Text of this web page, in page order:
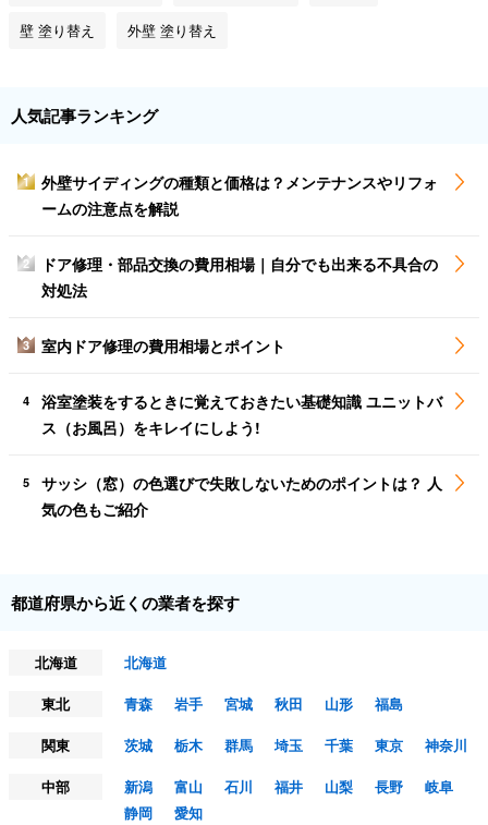
壁 塗り替え 外壁 塗り替え
人気記事ランキング
1
外壁サイディングの種類と価格は？メンテナンスやリフォ
ームの注意点を解説
2
ドア修理・部品交換の費用相場｜自分でも出来る不具合の
対処法
3 室内ドア修理の費用相場とポイント
4
浴室塗装をするときに覚えておきたい基礎知識 ユニットバ
ス（お風呂）をキレイにしよう!
5
サッシ（窓）の色選びで失敗しないためのポイントは？ 人
気の色もご紹介
都道府県から近くの業者を探す
北海道
北海道
東北
青森 岩手 宮城 秋田 山形
福島
関東
茨城 栃木 群馬 埼玉 千葉 東京
神奈川
中部
新潟 富山 石川 福井 山梨 長野
岐阜
静岡
愛知